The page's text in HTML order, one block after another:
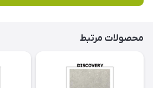
محصولات مرتبط